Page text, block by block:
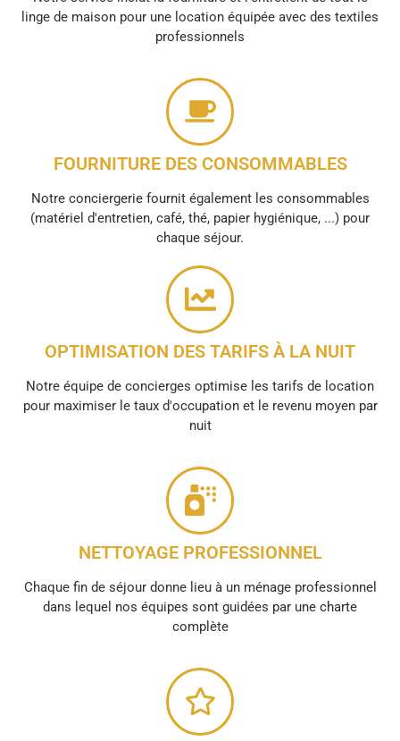
linge de maison pour une location équipée avec des textiles
professionnels
FOURNITURE DES CONSOMMABLES
Notre conciergerie fournit également les consommables
(matériel d'entretien, café, thé, papier hygiénique, ...) pour
chaque séjour.
OPTIMISATION DES TARIFS À LA NUIT
Notre équipe de concierges optimise les tarifs de location
pour maximiser le taux d'occupation et le revenu moyen par
nuit
NETTOYAGE PROFESSIONNEL
Chaque fin de séjour donne lieu à un ménage professionnel
dans lequel nos équipes sont guidées par une charte
complète